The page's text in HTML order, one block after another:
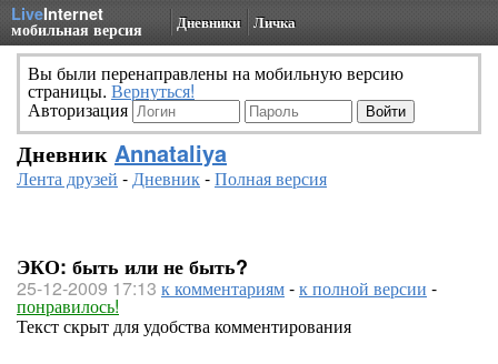
LiveInternet
мобильная версия Дневники Личка
Вы были перенаправлены на мобильную версию
страницы. Вернуться!
Авторизация
Дневник Annataliya
Лента друзей -Дневник-Полная версия
ЭКО: быть или не быть?
25-12-2009 17:13 к комментариям-к полной версии -
понравилось!
Текст скрыт для удобства комментирования